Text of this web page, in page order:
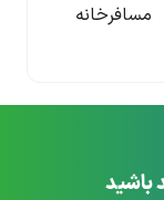
مسافرخانه
باشید